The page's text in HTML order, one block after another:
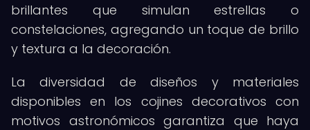
brillantes que simulan estrellas o
constelaciones, agregando un toque de brillo
y textura a la decoración.
La diversidad de diseños y materiales
disponibles en los cojines decorativos con
motivos astronómicos garantiza que haya